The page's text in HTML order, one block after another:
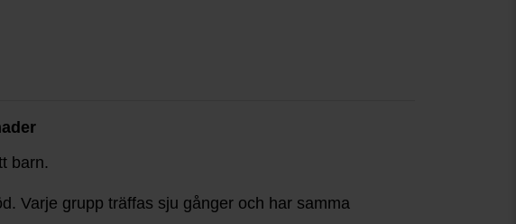
barn.
Varje grupp träffas sju gånger och har samma